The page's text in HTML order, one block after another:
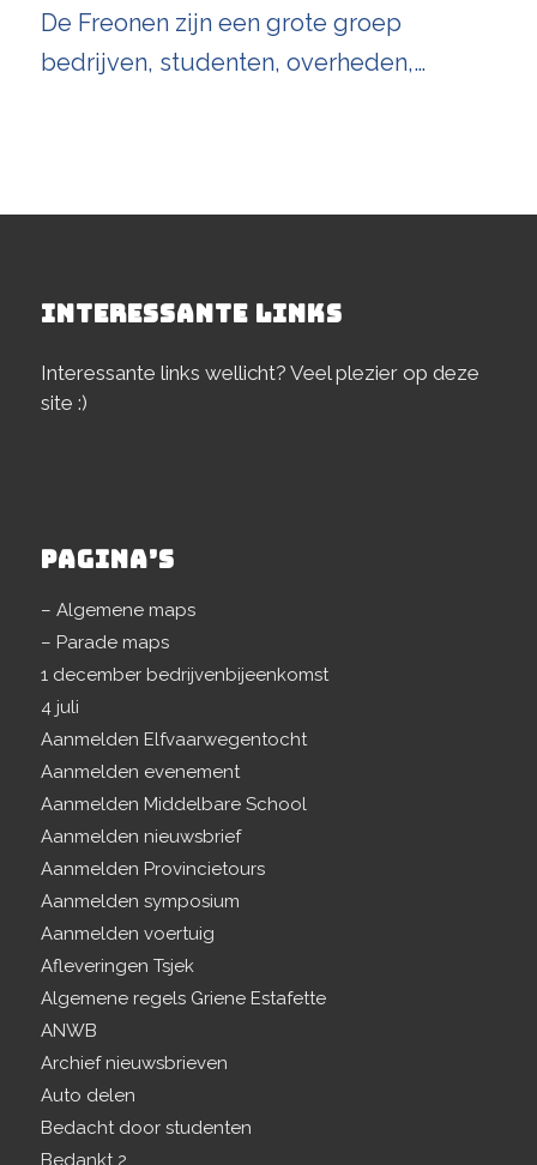
De Freonen zijn een grote groep
bedrijven, studenten, overheden,…
INTERESSANTE LINKS
Interessante links wellicht? Veel plezier op deze
site :)
PAGINA’S
– Algemene maps
– Parade maps
1 december bedrijvenbijeenkomst
4 juli
Aanmelden Elfvaarwegentocht
Aanmelden evenement
Aanmelden Middelbare School
Aanmelden nieuwsbrief
Aanmelden Provincietours
Aanmelden symposium
Aanmelden voertuig
Afleveringen Tsjek
Algemene regels Griene Estafette
ANWB
Archief nieuwsbrieven
Auto delen
Bedacht door studenten
Bedankt 2